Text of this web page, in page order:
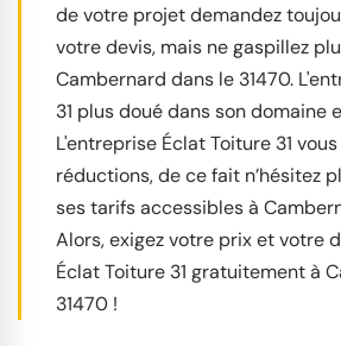
de votre projet demandez
votre devis, mais ne gaspillez
Cambernard dans le 31470.
31 plus doué dans son domaine
L'entreprise Éclat Toiture 31
réductions, de ce fait n’hésitez
ses tarifs accessibles à
Alors, exigez votre prix et votre
Éclat Toiture 31 gratuitement à
31470 !